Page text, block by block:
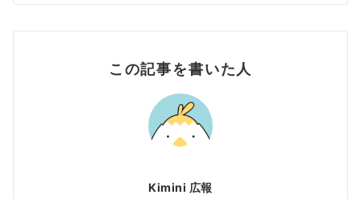
この記事を書いた人
Kimini 広報